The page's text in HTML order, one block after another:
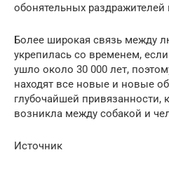
обонятельных раздражителей
Более широкая связь между
укрепилась со временем,
ушло около 30 000 лет,
находят все новые и новые
глубочайшей привязанности,
возникла между собакой и
Источник